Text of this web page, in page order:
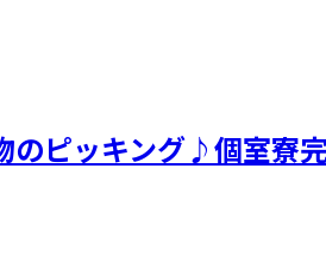
のピッキング♪個室寮